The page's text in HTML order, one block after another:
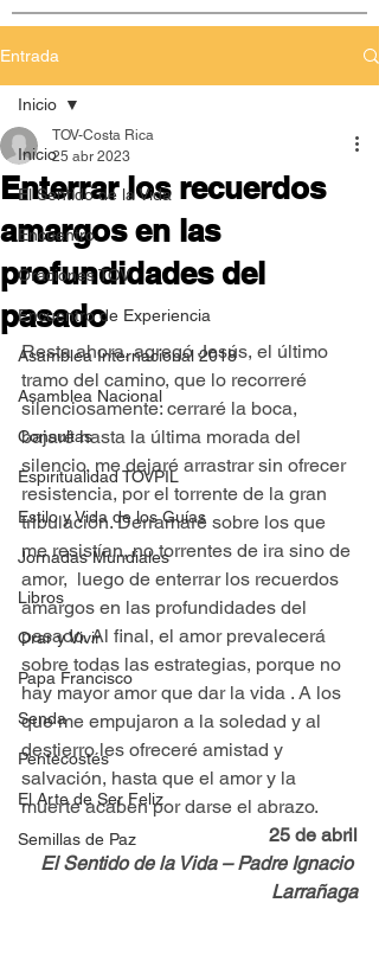
Entrada
Inicio
El Sentido de la Vida
Encuentro
Oraciones TOV
Encuentro de Experiencia
Asamblea Internacional 2018
Asamblea Nacional
Consultas
Espiritualidad TOVPIL
Estilo y Vida de los Guías
Jornadas Mundiales
Libros
Orar y Vivir
Papa Francisco
Senda
Pentecostés
El Arte de Ser Feliz
Semillas de Paz
Inicio
Enterrar los recuerdos
amargos en las
profundidades del
pasado
TOV-Costa Rica
25 abr 2023
Resta ahora, agregó Jesús, el último
tramo del camino, que lo recorreré
silenciosamente: cerraré la boca,
bajaré hasta la última morada del
silencio, me dejaré arrastrar sin ofrecer
resistencia, por el torrente de la gran
tribulación. Derramaré sobre los que
me resistían, no torrentes de ira sino de
amor,  luego de enterrar los recuerdos
amargos en las profundidades del
pasado. Al final, el amor prevalecerá
sobre todas las estrategias, porque no
hay mayor amor que dar la vida . A los
que me empujaron a la soledad y al
destierro les ofreceré amistad y
salvación, hasta que el amor y la
muerte acaben por darse el abrazo.
25 de abril
El Sentido de la Vida – Padre Ignacio
Larrañaga